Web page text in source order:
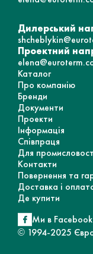
Дилерський
Проектний
Каталог
Про компанію
Бренди
Документи
Проекти
Інформація
Співпраця
Для
Контакти
Повернення та
Доставка і
Де купити
Ми в Facebook
© 1994-2025